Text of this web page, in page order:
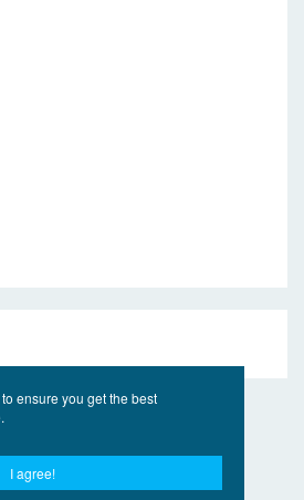
ensure you get the best
I agree!